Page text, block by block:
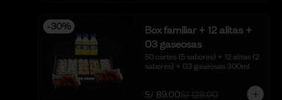
-30%
Box familiar + 12 alitas +
03 gaseosas
50 cortes (5 sabores) + 12 alitas (2
sabores) + 03 gaseosas 300ml
S/ 89.00S/ 128.00